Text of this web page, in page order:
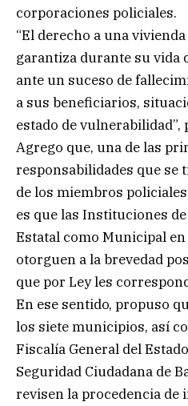
corporaciones policiales.
“El derecho a una
garantiza durante su vida
ante un suceso de
a sus beneficiarios,
estado de vulnerabilidad”,
Agrego que, una de las
responsabilidades que se
de los miembros
es que las Instituciones
Estatal como Municipal
otorguen a la brevedad
que por Ley les
En ese sentido, propuso
los siete municipios, así
Fiscalía General del
Seguridad Ciudadana de
revisen la procedencia de